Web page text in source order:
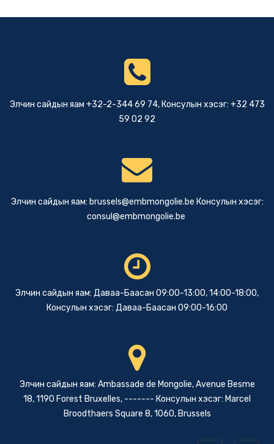
Элчин сайдын яам +32-2-344 69 74, Консулын хэсэг: +32 473
59 02 92
Элчин сайдын яам: brussels@embmongolie.be Консулын хэсэг:
consul@embmongolie.be
Элчин сайдын яам: Даваа-Баасан 09:00-13:00, 14:00-18:00,
Консулын хэсэг: Даваа-Баасан 09:00-16:00
Элчин сайдын яам: Ambassade de Mongolie, Avenue Besme
18, 1190 Forest Bruxelles, ------- Консулын хэсэг: Marcel
Broodthaers Square 8, 1060, Brussels